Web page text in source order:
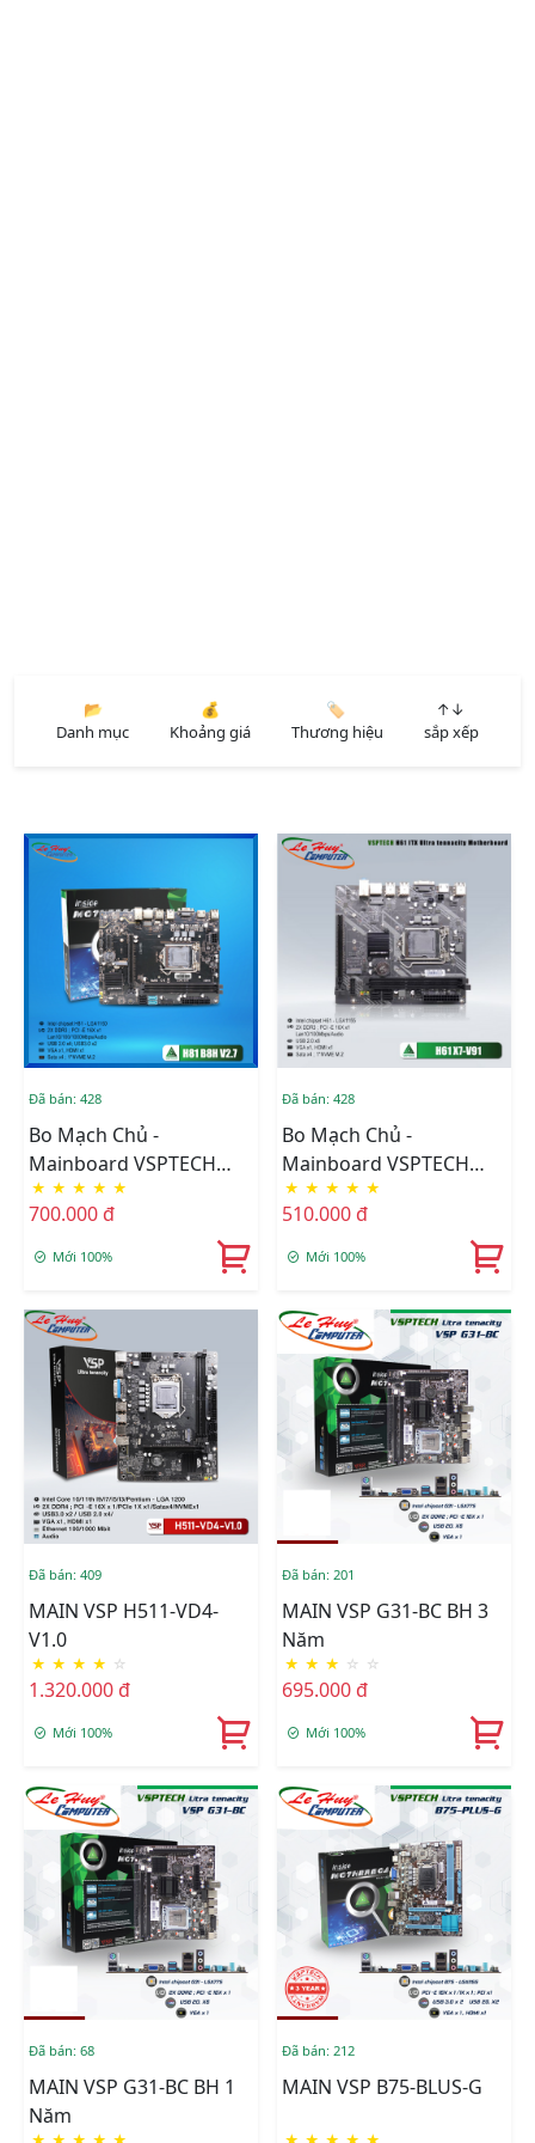
📂
Danh mục
💰
Khoảng giá
🏷️
Thương hiệu
↑↓
sắp xếp
Đã bán: 428
Bo Mạch Chủ -
Mainboard VSPTECH
H81 B8H V2.7
★ ★ ★ ★ ★
700.000 đ
Mới 100%
Đã bán: 428
Bo Mạch Chủ -
Mainboard VSPTECH
H61 X7 V91
★ ★ ★ ★ ★
510.000 đ
Mới 100%
Đã bán: 409
MAIN VSP H511-VD4-
V1.0
★ ★ ★ ★ ☆
1.320.000 đ
Mới 100%
Đã bán: 201
MAIN VSP G31-BC BH 3
Năm
★ ★ ★ ☆ ☆
695.000 đ
Mới 100%
Đã bán: 68
MAIN VSP G31-BC BH 1
Năm
Đã bán: 212
MAIN VSP B75-BLUS-G